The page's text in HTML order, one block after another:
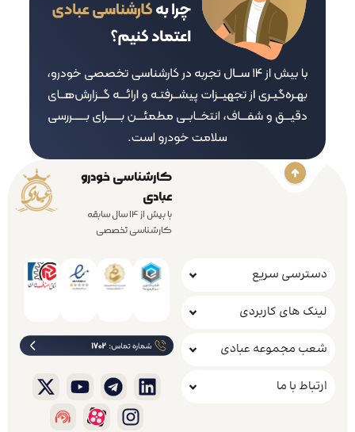
کارشناسی خودرو
عبادی
با بیش از 14 سال سابقه
کارشناسی تخصصی
دسترسی سریع
لینک های کاربردی
شعب مجموعه عبادی
ارتباط با ما